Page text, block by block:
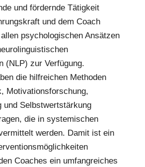
und fördernde Tätigkeit
und dem Coach
psychologischen Ansätzen
(NLP) zur Verfügung.
die hilfreichen Methoden
Motivationsforschung,
und Selbstwertstärkung
die in systemischen
werden. Damit ist ein
Coaches ein umfangreiches